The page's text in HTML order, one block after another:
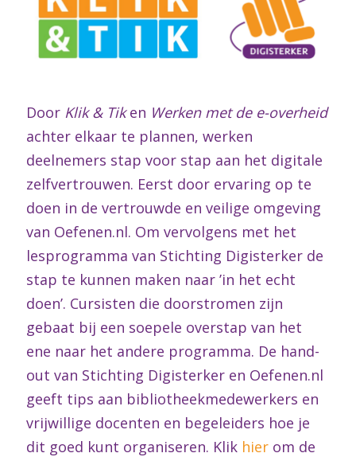
Door Klik & Tiken Werken met de e-overheid
achter elkaar te plannen, werken
deelnemers stap voor stap aan het digitale
zelfvertrouwen. Eerst door ervaring op te
doen in de vertrouwde en veilige omgeving
van Oefenen.nl. Om vervolgens met het
lesprogramma van Stichting Digisterker de
stap te kunnen maken naar ’in het echt
doen’. Cursisten die doorstromen zijn
gebaat bij een soepele overstap van het
ene naar het andere programma. De hand-
out van Stichting Digisterker en Oefenen.nl
geeft tips aan bibliotheekmedewerkers en
vrijwillige docenten en begeleiders hoe je
dit goed kunt organiseren. Klik hier om de